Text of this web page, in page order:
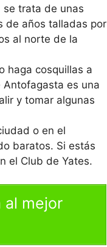
se trata de unas
de años talladas por
al norte de la
haga cosquillas a
es una
y tomar algunas
o en el
baratos. Si estás
el Club de Yates.
al mejor